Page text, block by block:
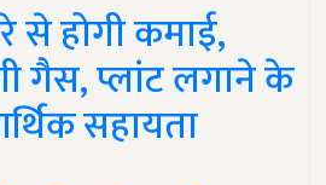
होगी कमाई,
गैस, प्लांट लगाने के
सहायता